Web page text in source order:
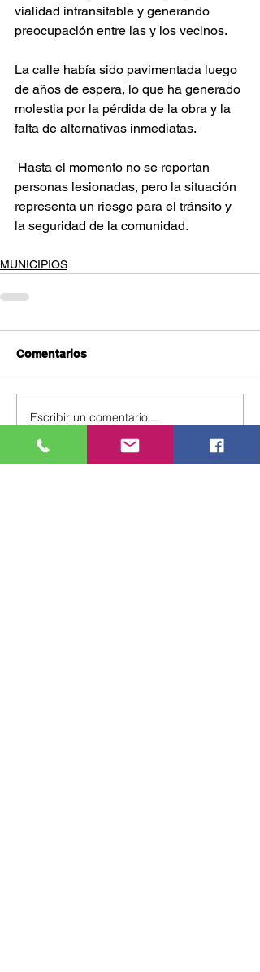
vialidad intransitable y generando
preocupación entre las y los vecinos.
La calle había sido pavimentada luego
de años de espera, lo que ha generado
molestia por la pérdida de la obra y la
falta de alternativas inmediatas.
personas lesionadas, pero la situación
representa un riesgo para el tránsito y
la seguridad de la comunidad.
MUNICIPIOS
Comentarios
Escribir un comentario...